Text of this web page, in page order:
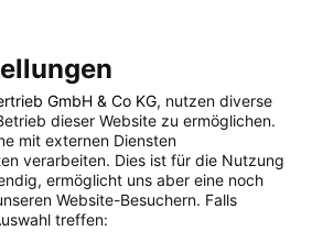
POSTS BY TAG
sein
1 BEITRAG
GmbH & Co KG, nutzen diverse
dieser Website zu ermöglichen.
mit externen Diensten
verarbeiten. Dies ist für die Nutzung
ermöglicht uns aber eine noch
Website-Besuchern. Falls
treffen: